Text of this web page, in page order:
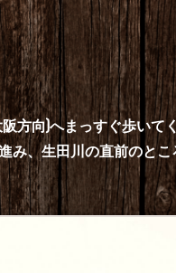
方向)へまっすぐ歩いて
み、生田川の直前のと